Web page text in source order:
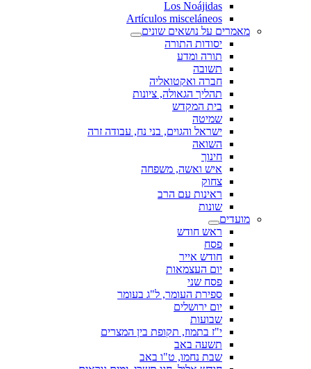
Los Noájidas
Artículos misceláneos
מאמרים על נושאים שונים
יסודות התורה
תורה ומדע
תשובה
חברה ואקטואליה
תהליך הגאולה, ציונות
בית המקדש
שמיטה
ישראל והגוים, בני נח, עבודה זרה
השואה
חינוך
איש ואשה, משפחה
צחוק
ראינות עם הרב
שונות
מועדים
ראש חודש
פסח
חודש אייר
יום העצמאות
פסח שני
ספירת העומר, ל"ג בעומר
יום ירושלים
שבועות
י"ז בתמוז, תקופת בין המצרים
תשעה באב
שבת נחמו, ט"ו באב